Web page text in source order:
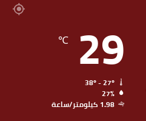
29
℃
27%
1.98 كيلومتر/ساعة